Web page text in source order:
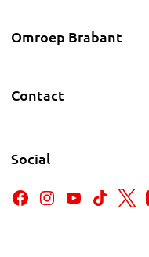
Omroep Brabant
Contact
Social